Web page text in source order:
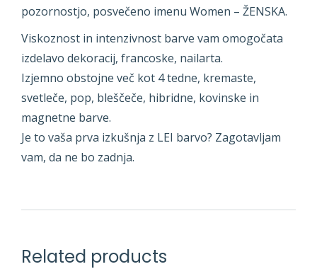
pozornostjo, posvečeno imenu Women – ŽENSKA.
Viskoznost in intenzivnost barve vam omogočata
izdelavo dekoracij, francoske, nailarta.
Izjemno obstojne več kot 4 tedne, kremaste,
svetleče, pop, bleščeče, hibridne, kovinske in
magnetne barve.
Je to vaša prva izkušnja z LEI barvo? Zagotavljam
vam, da ne bo zadnja.
Related products